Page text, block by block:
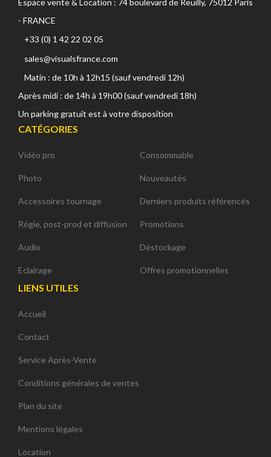
- FRANCE
+33 (0) 1 42 22 02 05
sales@visualsfrance.com
Matin : de 10h à 12h15 (sauf vendredi 12h)
Après midi : de 14h à 19h00 (sauf vendredi 18h)
Un parking gratuit est à votre disposition
CATÉGORIES
Vidéo pro
Photo
Accessoires tournage
Régie, post-prod et diffusion
Audio
Eclairage
Consommable
Nouveautés
Derniers produits référencés
Promotions
Déstockage
Offres promotionnelles
LIENS UTILES
Accueil
Contact
Service Après-Vente
Conditions générales de ventes
Plan du site
Mentions légales
Location